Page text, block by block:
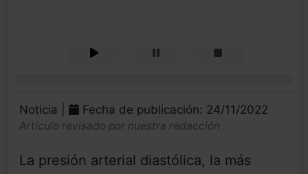
Noticia | Fecha de publicación: 24/11/2022
Artículo revisado por nuestra redacción
La presión arterial diastólica, la más